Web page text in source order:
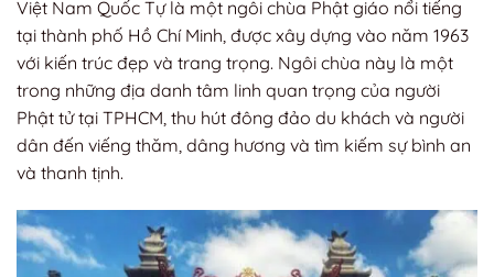
Việt Nam Quốc Tự là một ngôi chùa Phật giáo nổi tiếng
tại thành phố Hồ Chí Minh, được xây dựng vào năm 1963
với kiến trúc đẹp và trang trọng. Ngôi chùa này là một
trong những địa danh tâm linh quan trọng của người
Phật tử tại TPHCM, thu hút đông đảo du khách và người
dân đến viếng thăm, dâng hương và tìm kiếm sự bình an
và thanh tịnh.